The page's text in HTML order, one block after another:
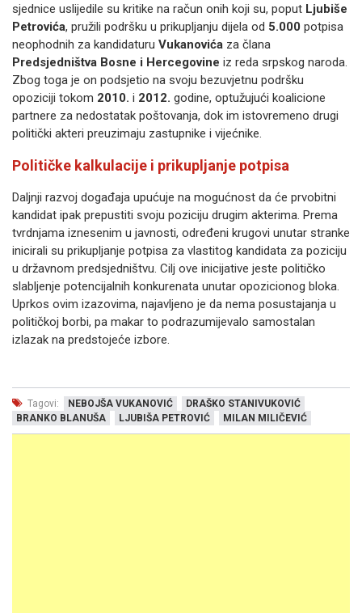
sjednice uslijedile su kritike na račun onih koji su, poput Ljubiše
Petrovića, pružili podršku u prikupljanju dijela od 5.000 potpisa
neophodnih za kandidaturu Vukanovića za člana
Predsjedništva Bosne i Hercegovine iz reda srpskog naroda.
Zbog toga je on podsjetio na svoju bezuvjetnu podršku
opoziciji tokom 2010. i 2012. godine, optužujući koalicione
partnere za nedostatak poštovanja, dok im istovremeno drugi
politički akteri preuzimaju zastupnike i vijećnike.
Političke kalkulacije i prikupljanje potpisa
Daljnji razvoj događaja upućuje na mogućnost da će prvobitni
kandidat ipak prepustiti svoju poziciju drugim akterima. Prema
tvrdnjama iznesenim u javnosti, određeni krugovi unutar stranke
inicirali su prikupljanje potpisa za vlastitog kandidata za poziciju
u državnom predsjedništvu. Cilj ove inicijative jeste političko
slabljenje potencijalnih konkurenata unutar opozicionog bloka.
Uprkos ovim izazovima, najavljeno je da nema posustajanja u
političkoj borbi, pa makar to podrazumijevalo samostalan
izlazak na predstojeće izbore.
Tagovi: NEBOJŠA VUKANOVIĆ
DRAŠKO STANIVUKOVIĆ
BRANKO BLANUŠA
LJUBIŠA PETROVIĆ MILAN MILIČEVIĆ